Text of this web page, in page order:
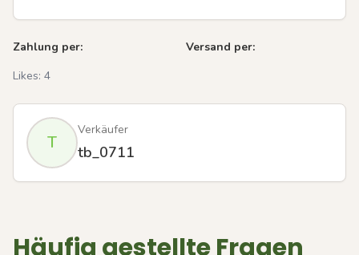
Zahlung per:
Versand per:
Likes: 4
T
Verkäufer
tb_0711
Häufig gestellte Fragen